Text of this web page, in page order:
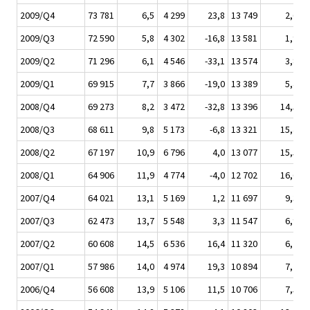
2009/Q4
73 781 6,5 4 299 23,8 13 749 2,6
2009/Q3
72 590 5,8 4 302 -16,8 13 581 1,9
2009/Q2
71 296 6,1 4 546 -33,1 13 574 3,8
2009/Q1
69 915 7,7 3 866 -19,0 13 389 5,4
2008/Q4
69 273 8,2 3 472 -32,8 13 396 14,5
2008/Q3
68 611 9,8 5 173 -6,8 13 321 15,4
2008/Q2
67 197 10,9 6 796 4,0 13 077 15,5
2008/Q1
64 906 11,9 4 774 -4,0 12 702 16,6
2007/Q4
64 021 13,1 5 169 1,2 11 697 9,3
2007/Q3
62 473 13,7 5 548 3,3 11 547 6,9
2007/Q2
60 608 14,5 6 536 16,4 11 320 6,7
2007/Q1
57 986 14,0 4 974 19,3 10 894 7,2
2006/Q4
56 608 13,9 5 106 11,5 10 706 7,5